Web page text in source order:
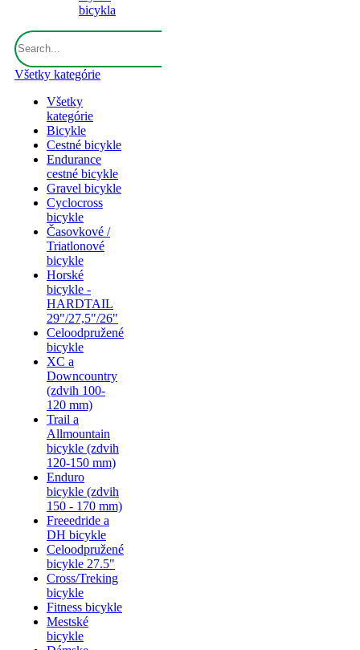
bicykla
Všetky kategórie
Všetky
kategórie
Bicykle
Cestné bicykle
Endurance
cestné bicykle
Gravel bicykle
Cyclocross
bicykle
Časovkové /
Triatlonové
bicykle
Horské
bicykle -
HARDTAIL
29"/27,5"/26"
Celoodpružené
bicykle
XC a
Downcountry
(zdvih 100-
120 mm)
Trail a
Allmountain
bicykle (zdvih
120-150 mm)
Enduro
bicykle (zdvih
150 - 170 mm)
Freeedride a
DH bicykle
Celoodpružené
bicykle 27.5"
Cross/Treking
bicykle
Fitness bicykle
Mestské
bicykle